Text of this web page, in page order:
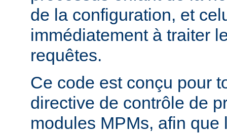
de la configuration, et
immédiatement à traiter
requêtes.
Ce code est conçu pour
directive de contrôle de
modules MPMs, afin que